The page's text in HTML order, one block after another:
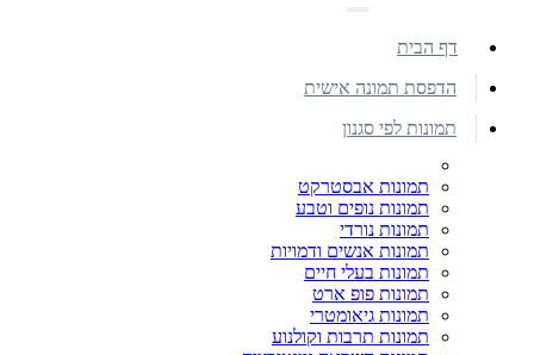
דף הבית
הדפסת תמונה אישית
תמונות לפי סגנון
תמונות אבסטרקט
תמונות נופים וטבע
תמונות נורדי
תמונות אנשים ודמויות
תמונות בעלי חיים
תמונות פופ ארט
תמונות גיאומטרי
תמונות תרבות וקולנוע